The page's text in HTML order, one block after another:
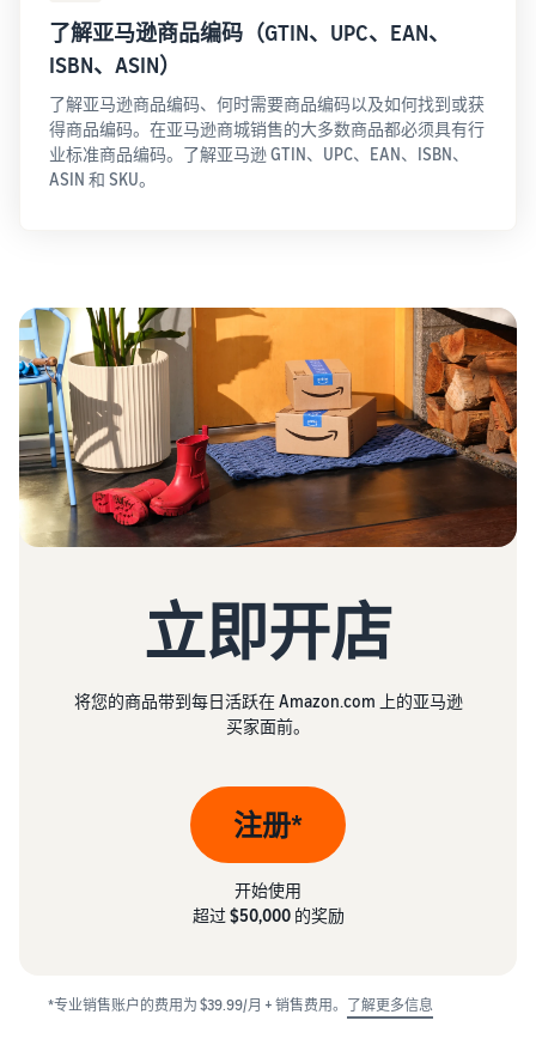
了解亚马逊商品编码（GTIN、UPC、EAN、
ISBN、ASIN）
了解亚马逊商品编码、何时需要商品编码以及如何找到或获
得商品编码。在亚马逊商城销售的大多数商品都必须具有行
业标准商品编码。了解亚马逊 GTIN、UPC、EAN、ISBN、
ASIN 和 SKU。
立即开店
将您的商品带到每日活跃在 Amazon.com 上的亚马逊
买家面前。
注册*
开始使用
超过 $50,000的奖励
*专业销售账户的费用为 $39.99/月 + 销售费用。 了解更多信息